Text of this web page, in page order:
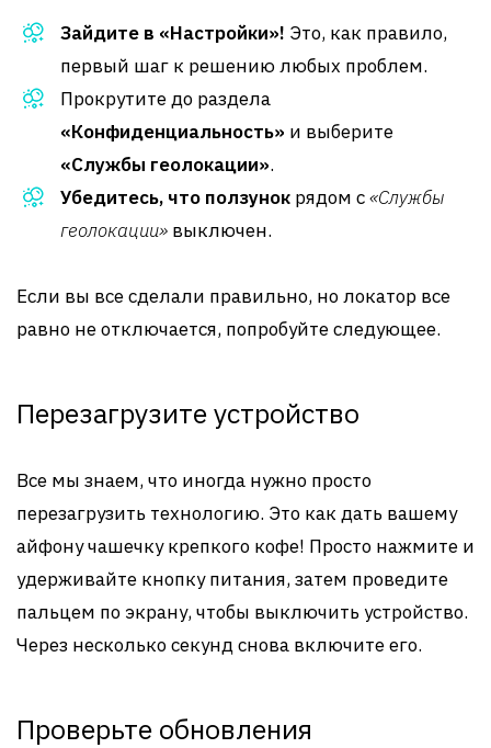
Зайдите в «Настройки»! Это, как правило,
первый шаг к решению любых проблем.
Прокрутите до раздела
«Конфиденциальность» и выберите
«Службы геолокации».
Убедитесь, что ползунок рядом с«Службы
геолокации» выключен.
Если вы все сделали правильно, но локатор все
равно не отключается, попробуйте следующее.
Перезагрузите устройство
Все мы знаем, что иногда нужно просто
перезагрузить технологию. Это как дать вашему
айфону чашечку крепкого кофе! Просто нажмите и
удерживайте кнопку питания, затем проведите
пальцем по экрану, чтобы выключить устройство.
Через несколько секунд снова включите его.
Проверьте обновления